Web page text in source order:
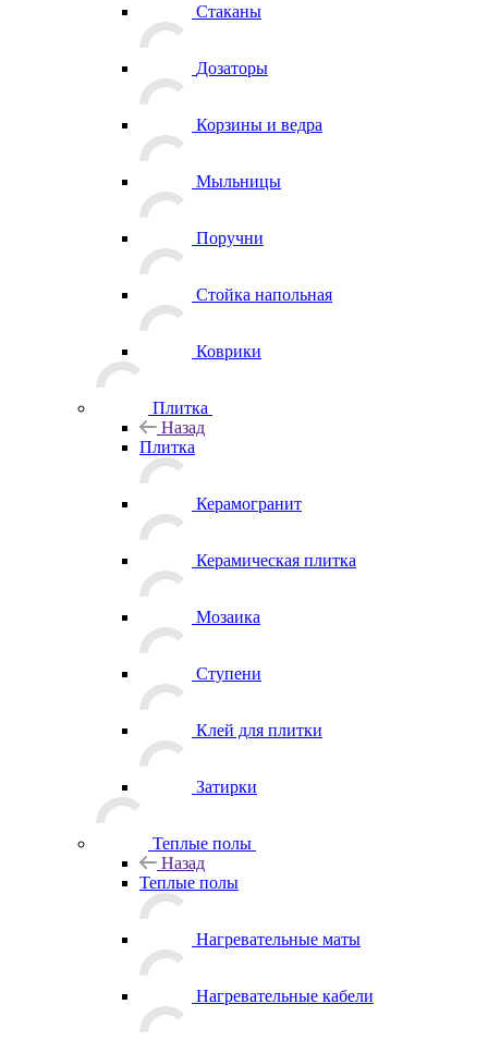
Стаканы
Дозаторы
Корзины и ведра
Мыльницы
Поручни
Стойка напольная
Коврики
Плитка
Назад
Плитка
Керамогранит
Керамическая плитка
Мозаика
Ступени
Клей для плитки
Затирки
Теплые полы
Назад
Теплые полы
Нагревательные маты
Нагревательные кабели